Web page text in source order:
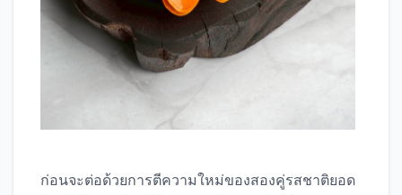
ก่อนจะต่อด้วยการตีความใหม่ของสองคู่รสชาติยอด